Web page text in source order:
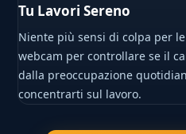
Tu Lavori Sereno
Niente più sensi di colpa per
webcam per controllare se il
dalla preoccupazione
concentrarti sul lavoro.